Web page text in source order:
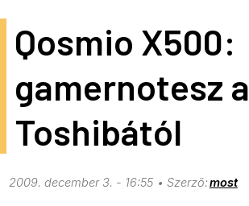
Qosmio X500:
gamernotesz a
Toshibától
2009. december 3. - 16:55 most